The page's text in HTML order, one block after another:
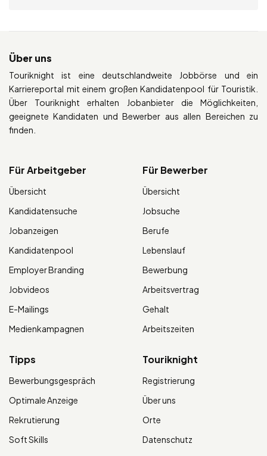
Über uns
Touriknight ist eine deutschlandweite Jobbörse und ein
Karriereportal mit einem großen Kandidatenpool für Touristik.
Über Touriknight erhalten Jobanbieter die Möglichkeiten,
geeignete Kandidaten und Bewerber aus allen Bereichen zu
finden.
Für Arbeitgeber
Übersicht
Kandidatensuche
Jobanzeigen
Kandidatenpool
Employer Branding
Jobvideos
E-Mailings
Medienkampagnen
Für Bewerber
Übersicht
Jobsuche
Berufe
Lebenslauf
Bewerbung
Arbeitsvertrag
Gehalt
Arbeitszeiten
Tipps
Bewerbungsgespräch
Optimale Anzeige
Rekrutierung
Soft Skills
Touriknight
Registrierung
Über uns
Orte
Datenschutz